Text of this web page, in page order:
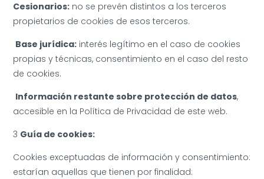
Cesionarios: no se prevén distintos a los terceros
propietarios de cookies de esos terceros.
Base jurídica: interés legítimo en el caso de cookies
propias y técnicas, consentimiento en el caso del resto
de cookies.
Información restante sobre protección de datos,
accesible en la Política de Privacidad de este web.
3 Guía de cookies:
Cookies exceptuadas de información y consentimiento:
estarían aquellas que tienen por finalidad: